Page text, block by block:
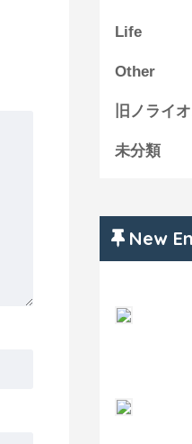
Life
Other
旧ノライ
未分類
New